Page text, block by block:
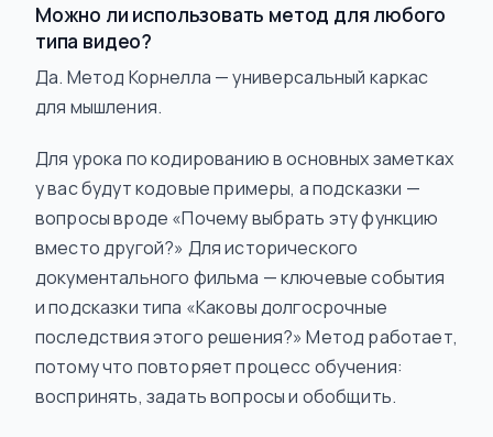
Можно ли использовать метод для любого
типа видео?
Да. Метод Корнелла — универсальный каркас
для мышления.
Для урока по кодированию в основных заметках
у вас будут кодовые примеры, а подсказки —
вопросы вроде «Почему выбрать эту функцию
вместо другой?» Для исторического
документального фильма — ключевые события
и подсказки типа «Каковы долгосрочные
последствия этого решения?» Метод работает,
потому что повторяет процесс обучения:
воспринять, задать вопросы и обобщить.